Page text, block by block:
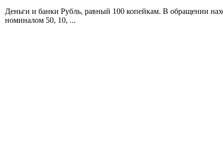
Деньги и банки Рубль, равный 100 копейкам. В обращении
номиналом 50, 10, ...